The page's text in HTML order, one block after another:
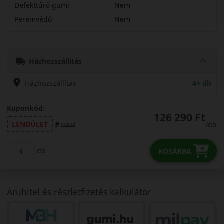
Defekttűrő gumi
Nem
Peremvédő
Nem
Házhozszállítás
Házhozszállítás 4+ db
Kuponkód:
LENDÜLET
másol 126 290 Ft
/db
db KOSÁRBA
Áruhitel és részletfizetés kalkulátor